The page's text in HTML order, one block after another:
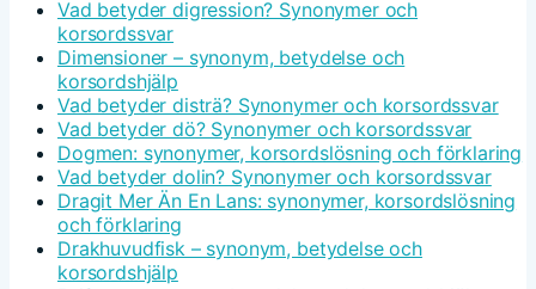
Vad betyder digression? Synonymer och
korsordssvar
Dimensioner – synonym, betydelse och
korsordshjälp
Vad betyder disträ? Synonymer och korsordssvar
Vad betyder dö? Synonymer och korsordssvar
Dogmen: synonymer, korsordslösning och förklaring
Vad betyder dolin? Synonymer och korsordssvar
Dragit Mer Än En Lans: synonymer, korsordslösning
och förklaring
Drakhuvudfisk – synonym, betydelse och
korsordshjälp